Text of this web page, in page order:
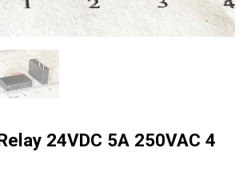
24VDC 5A 250VAC 4